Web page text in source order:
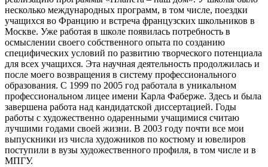
несколько международных программ, в том числе, поездки
учащихся во Францию и встреча французских школьников в
Москве. Уже работая в школе появилась потребность в
осмыслении своего собственного опыта по созданию
специфических условий по развитию творческого потенциала
для всех учащихся. Эта научная деятельность продолжилась и
после моего возвращения в систему профессионального
образования. С 1999 по 2005 год работала в уникальном
профессиональном лицее имени Карла Фаберже. Здесь и была
завершена работа над кандидатской диссертацией. Годы
работы с художественно одаренными учащимися считаю
лучшими годами своей жизни. В 2003 году почти все мои
выпускники из числа художников по костюму и ювелиров
поступили в вузы художественного профиля, в том числе и в
МПГУ.